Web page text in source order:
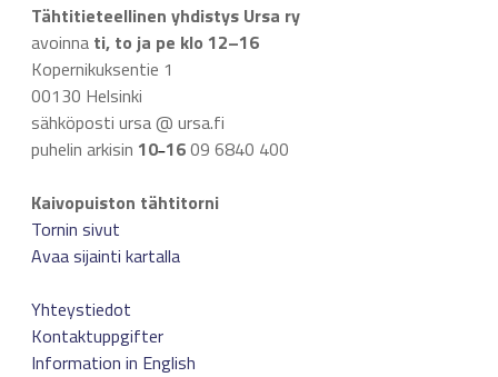
Tähtitieteellinen yhdistys Ursa ry
avoinna ti, to ja pe klo 12–16
Kopernikuksentie 1
00130 Helsinki
sähköposti ursa @ ursa.fi
puhelin arkisin 10–1609 6840 400
Kaivopuiston tähtitorni
Tornin sivut
Avaa sijainti kartalla
Yhteystiedot
Kontaktuppgifter
Information in English